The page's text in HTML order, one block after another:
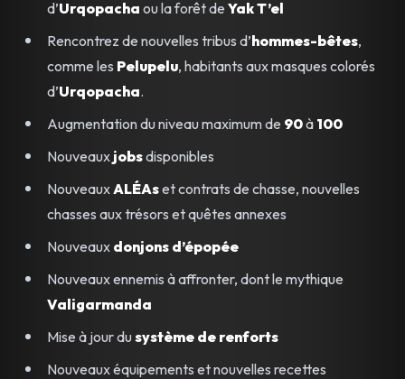
d’Urqopacha ou la forêt de Yak T’el
Rencontrez de nouvelles tribus d’hommes-bêtes,
comme les Pelupelu, habitants aux masques colorés
d’Urqopacha.
Augmentation du niveau maximum de 90à 100
Nouveaux jobsdisponibles
Nouveaux ALÉAset contrats de chasse, nouvelles
chasses aux trésors et quêtes annexes
Nouveaux donjons d’épopée
Nouveaux ennemis à affronter, dont le mythique
Valigarmanda
Mise à jour dusystème de renforts
Nouveaux équipements et nouvelles recettes